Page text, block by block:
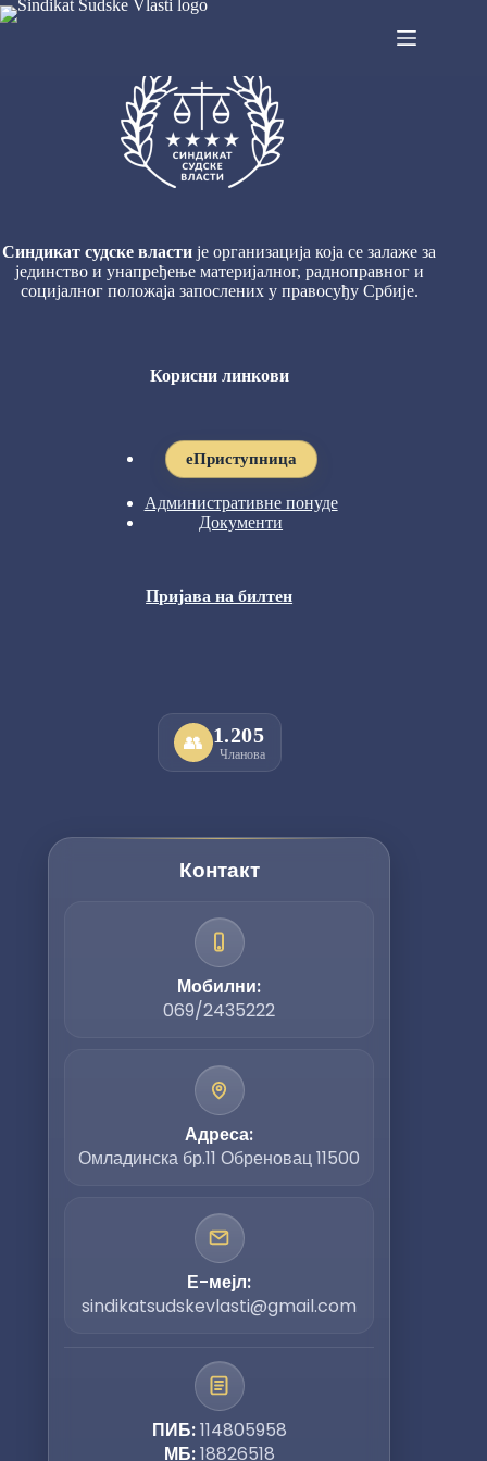
Из правосуђа
Синдикат судске власти је организација која се залаже за
јединство и унапређење материјалног, радноправног и
социјалног положаја запослених у правосуђу Србије.
Корисни линкови
eПриступница
Административне понуде
Документи
Пријава на билтен
👥 1.205
Чланова
Контакт
Мобилни:
069/2435222
Адреса:
Омладинска бр.11 Обреновац 11500
Е-мејл:
sindikatsudskevlasti@gmail.com
ПИБ:114805958
МБ:18826518